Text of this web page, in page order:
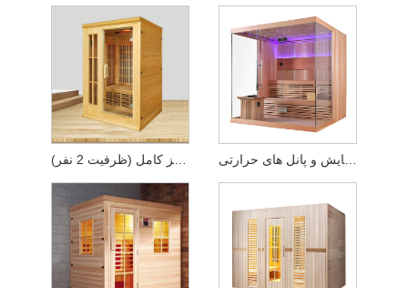
سونا خانگی مادون قرمز کامل (ظرفیت 2 نفر) سونا 2 در 1 چوب جامد - مجهز به اجاق گرمایش و پانل های حرارتی